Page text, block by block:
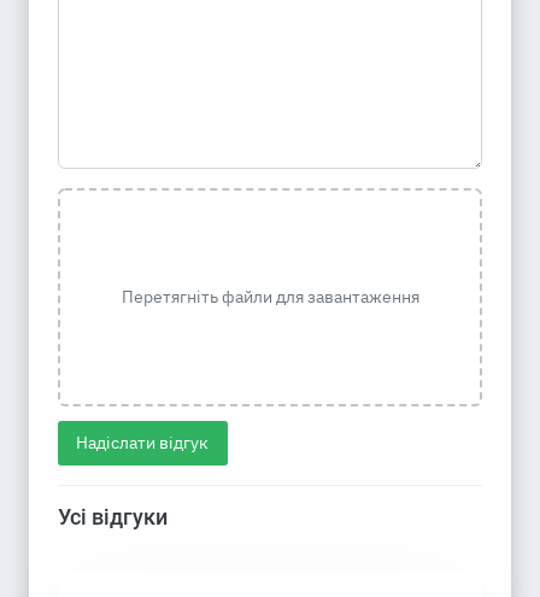
Перетягніть файли для завантаження
Надіслати відгук
Усі відгуки